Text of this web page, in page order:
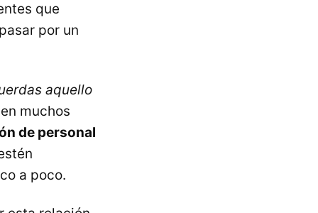
que
por un
aquello
muchos
de personal
a poco.